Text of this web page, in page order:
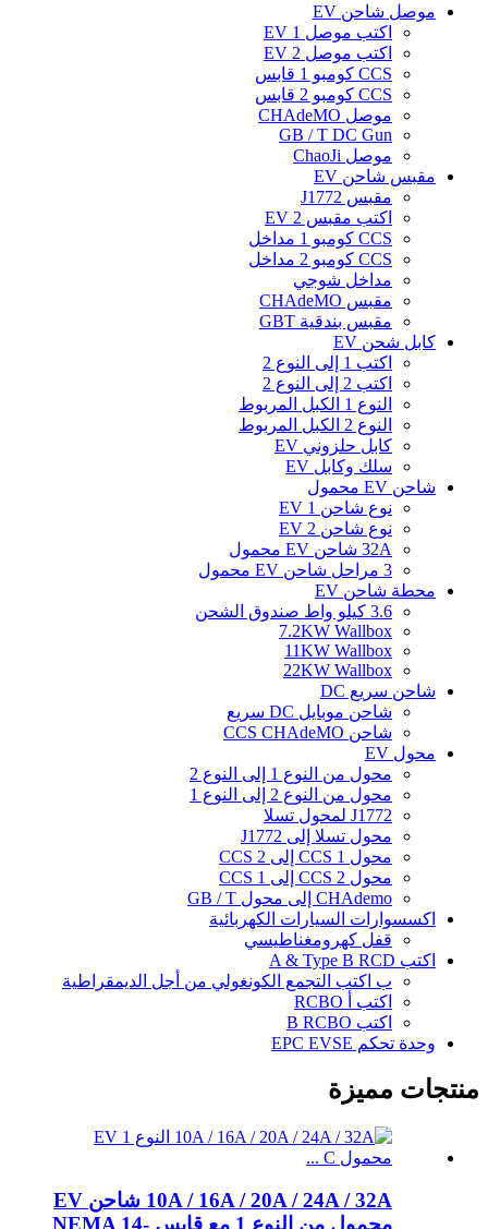
موصل شاحن EV
اكتب موصل 1 EV
اكتب موصل 2 EV
CCS كومبو 1 قابس
CCS كومبو 2 قابس
موصل CHAdeMO
GB / T DC Gun
موصل ChaoJi
مقبس شاحن EV
مقبس J1772
اكتب مقبس EV 2
CCS كومبو 1 مداخل
CCS كومبو 2 مداخل
مداخل شوجي
مقبس CHAdeMO
مقبس بندقية GBT
كابل شحن EV
اكتب 1 إلى النوع 2
اكتب 2 إلى النوع 2
النوع 1 الكبل المربوط
النوع 2 الكبل المربوط
كابل حلزوني EV
سلك وكابل EV
شاحن EV محمول
نوع شاحن EV 1
نوع شاحن EV 2
32A شاحن EV محمول
3 مراحل شاحن EV محمول
محطة شاحن EV
3.6 كيلو واط صندوق الشحن
7.2KW Wallbox
11KW Wallbox
22KW Wallbox
شاحن سريع DC
شاحن موبايل DC سريع
شاحن CCS CHAdeMO
محول EV
محول من النوع 1 إلى النوع 2
محول من النوع 2 إلى النوع 1
J1772 لمحول تسلا
محول تسلا إلى J1772
محول CCS 1 إلى CCS 2
محول CCS 2 إلى CCS 1
CHAdemo إلى محول GB / T
اكسسوارات السيارات الكهربائية
قفل كهرومغناطيسي
اكتب A & Type B RCD
ب اكتب التجمع الكونغولي من أجل الديمقراطية
اكتب أ RCBO
اكتب B RCBO
وحدة تحكم EPC EVSE
منتجات مميزة
10A / 16A / 20A / 24A / 32A شاحن EV
محمول من النوع 1 مع قابس NEMA 14-